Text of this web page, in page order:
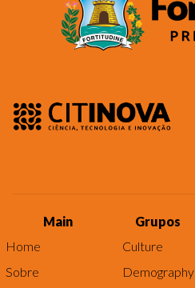
Main
Home
Sobre
Grupos
Culture
Demography